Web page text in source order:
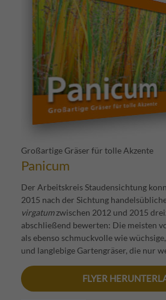
Großartige Gräser für tolle Akzente
Panicum
Der Arbeitskreis Staudensichtung
2015 nach der Sichtung
virgatumzwischen 2012 und 2015
abschließend bewerten: Die meisten
als ebenso schmuckvolle wie
und langlebige Gartengräser, die nur
FLYER